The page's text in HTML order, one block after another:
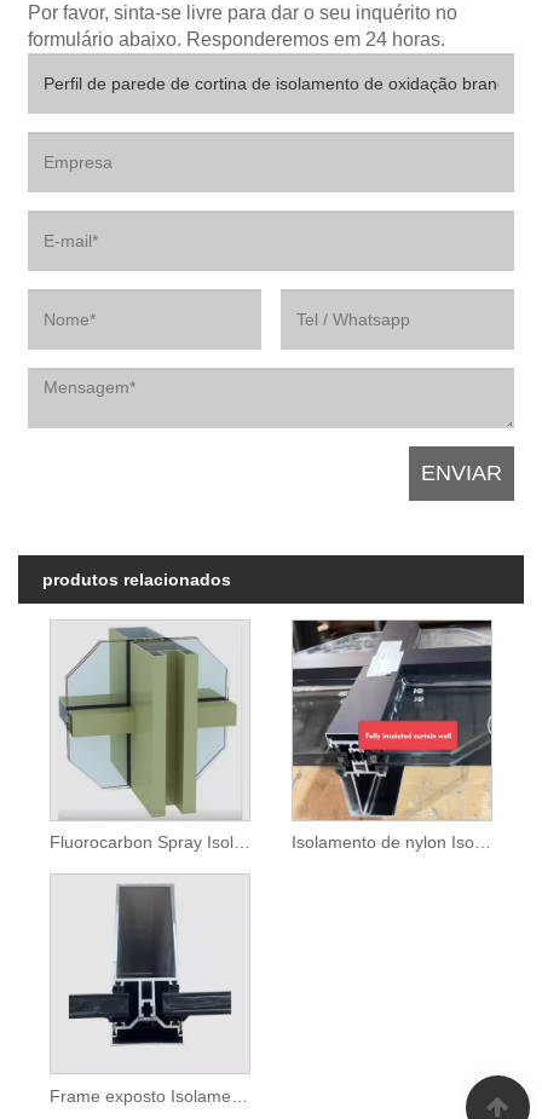
Por favor, sinta-se livre para dar o seu inquérito no
formulário abaixo. Responderemos em 24 horas.
produtos relacionados
Fluorocarbon Spray Isolle Curtain Wall Perfil